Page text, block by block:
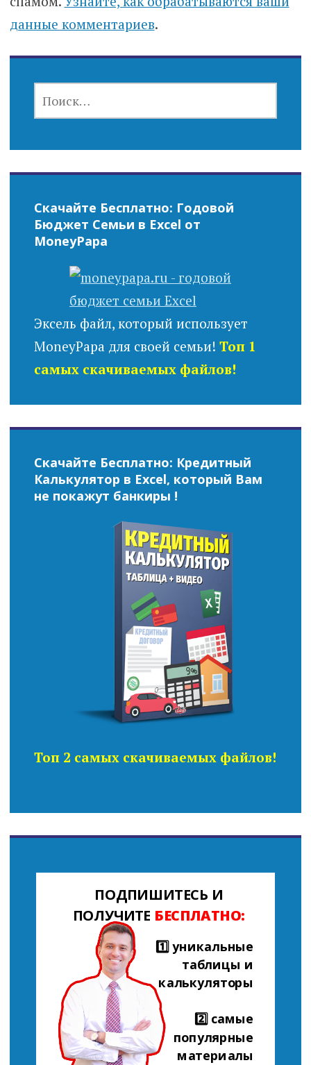
данные комментариев.
Скачайте Бесплатно: Годовой
Бюджет Семьи в Excel от
MoneyPapa
Эксель файл, который использует
MoneyPapa для своей семьи! Топ 1
самых скачиваемых файлов!
Скачайте Бесплатно: Кредитный
Калькулятор в Excel, который Вам
не покажут банкиры !
Топ 2 самых скачиваемых файлов!
ПОДПИШИТЕСЬ И
ПОЛУЧИТЕ БЕСПЛАТНО:
1️⃣ уникальные
таблицы и
калькуляторы
2️⃣ самые
популярные
материалы